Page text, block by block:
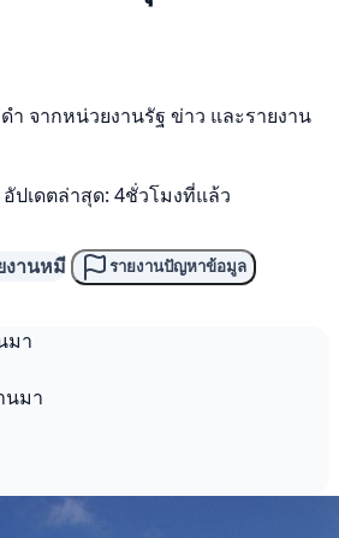
จากหน่วยงานรัฐ ข่าว และรายงาน
อัปเดตล่าสุด: 4ชั่วโมงที่แล้ว
งานหมี รายงานปัญหาข้อมูล
มา
นมา